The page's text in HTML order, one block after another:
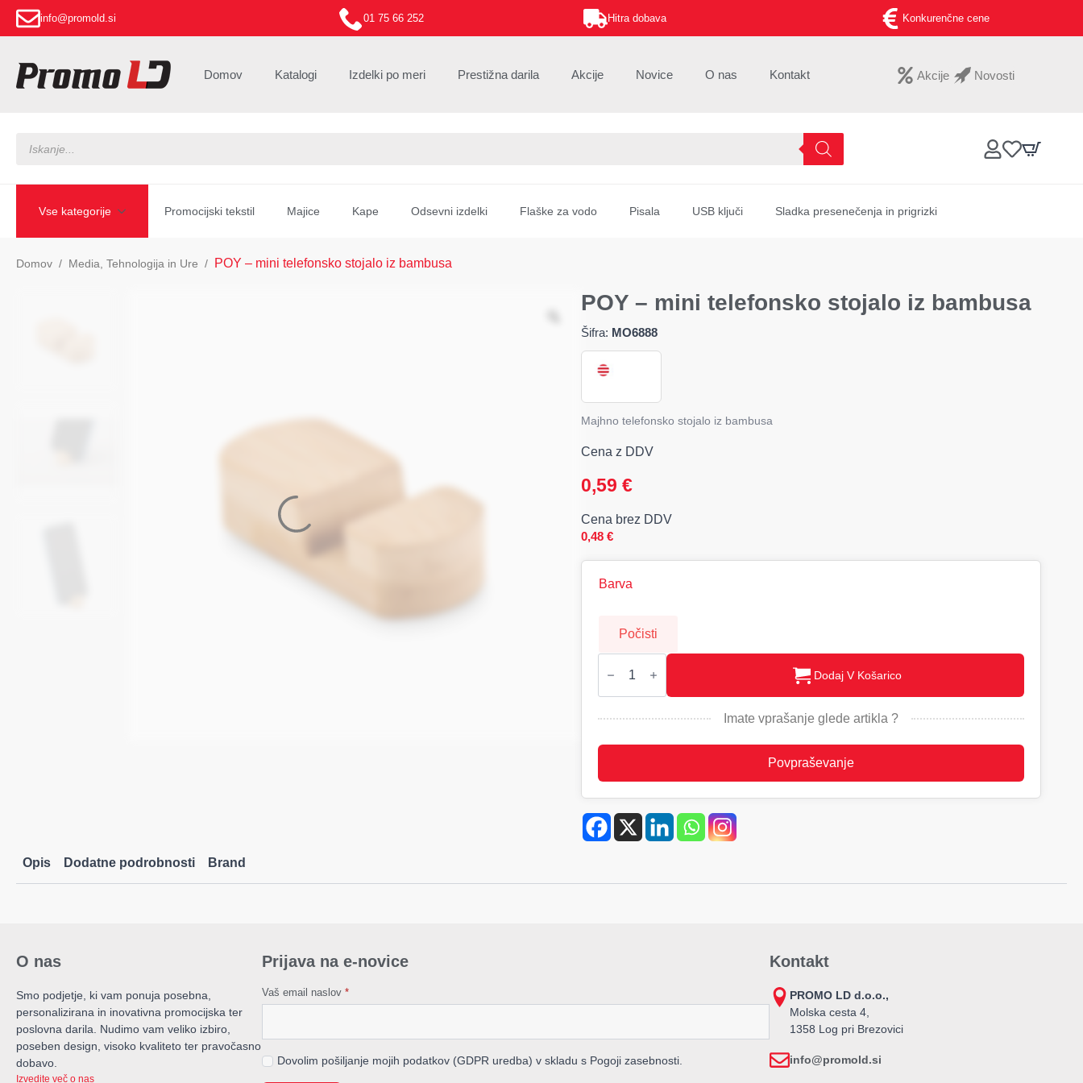
info@promold.si 01 75 66 252 Hitra dobava Konkurenčne cene
Domov Katalogi Izdelki po meri Prestižna darila Akcije Novice O nas Kontakt Akcije Novosti
search
Vse kategorije Promocijski tekstil Majice Kape Odsevni izdelki Flaške za vodo Pisala USB ključi Sladka presenečenja in prigrizki
Domov Media, Tehnologija in Ure POY – mini telefonsko stojalo iz bambusa
POY – mini telefonsko stojalo iz bambusa
Šifra: MO6888
Majhno telefonsko stojalo iz bambusa
Cena z DDV
0,59€
Cena brez DDV
0,48€
Barva
Počisti
POY
telefonsko
iz
količina
Dodaj V Košarico
Imate vprašanje glede artikla ?
Povpraševanje
Opis Dodatne podrobnosti Brand
O nas
Smo podjetje, ki vam ponuja posebna,
personalizirana in inovativna promocijska ter
poslovna darila. Nudimo vam veliko izbiro,
poseben design, visoko kvaliteto ter pravočasno
dobavo.
Izvedite več o nas
Prijava na e-novice
Vaš email naslov *
Dovolim pošiljanje mojih podatkov (GDPR uredba) v skladu s Pogoji zasebnosti.
Kontakt
PROMO LD d.o.o.,
Molska cesta 4,
1358 Log pri Brezovici
info@promold.si